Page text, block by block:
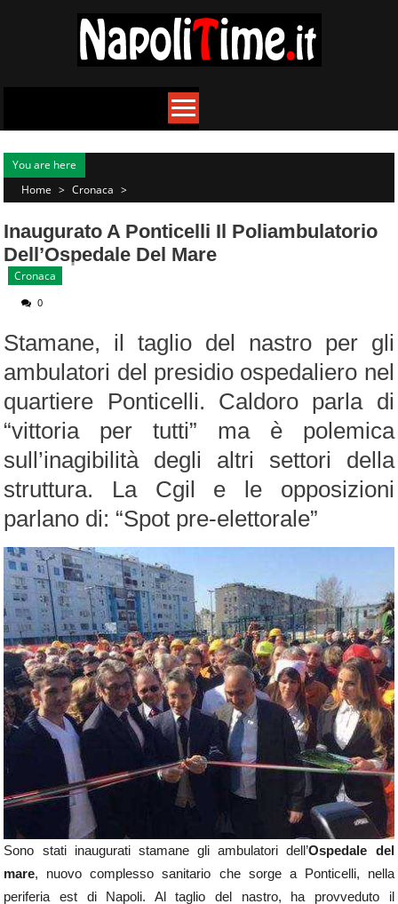
You are here
Home > Cronaca >
Inaugurato A Ponticelli Il Poliambulatorio
Dell’Ospedale Del Mare
Cronaca
0
Stamane, il taglio del nastro per gli
ambulatori del presidio ospedaliero nel
quartiere Ponticelli. Caldoro parla di
“vittoria per tutti” ma è polemica
sull’inagibilità degli altri settori della
struttura. La Cgil e le opposizioni
parlano di: “Spot pre-elettorale”
Sono stati inaugurati stamane gli ambulatori dell’Ospedale del
mare, nuovo complesso sanitario che sorge a Ponticelli, nella
periferia est di Napoli. Al taglio del nastro, ha provveduto il